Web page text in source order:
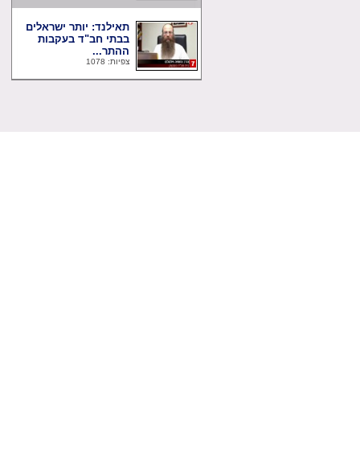
תאילנד: יותר ישראלים
בבתי חב"ד בעקבות
ההתר...
צפיות: 1078